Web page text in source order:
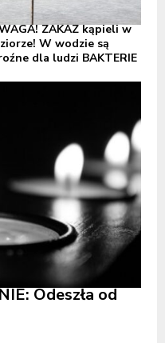
ZAKAZ kąpieli w
W wodzie są
dla ludzi BAKTERIE
Odeszła od